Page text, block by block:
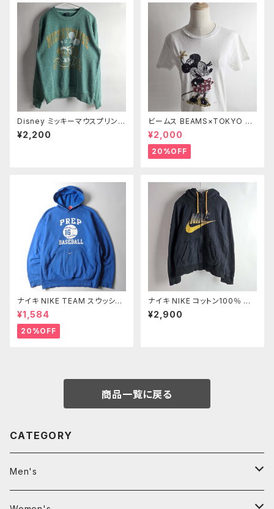
Disney ミッキーマウスプリント
クルーネックスウェットシャツ ト
レーナー 裏起毛 M グリーン m
¥2,200
ビームス BEAMS×TOKYO Di
sney SEA コットン100％ スパ
ンコールミニーマウスTシャツ X
S ホワイト l0524-2
¥2,000
20%OFF
ナイキ NIKE TEAM スウッシュ
刺繍入 ベースボールチームプリ
ントスウェットパーカー プルオー
バー PREP BASEBALL S ブル
ー
¥1,584
20%OFF
ナイキ NIKE コットン100％ デ
ジタルロゴプリント フルジップス
ウェットパーカー フーディー M
¥2,900
商品一覧に戻る
CATEGORY
Men's